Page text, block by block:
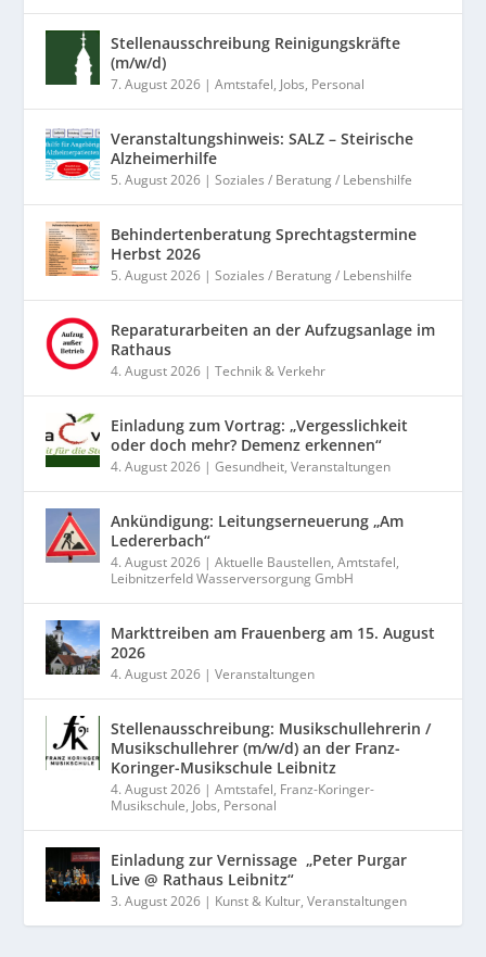
Stellenausschreibung Reinigungskräfte
(m/w/d)
7. August 2026 |Amtstafel, Jobs, Personal
Veranstaltungshinweis: SALZ – Steirische
Alzheimerhilfe
5. August 2026 |Soziales / Beratung / Lebenshilfe
Behindertenberatung Sprechtagstermine
Herbst 2026
5. August 2026 |Soziales / Beratung / Lebenshilfe
Reparaturarbeiten an der Aufzugsanlage im
Rathaus
4. August 2026 |Technik & Verkehr
Einladung zum Vortrag: „Vergesslichkeit
oder doch mehr? Demenz erkennen“
4. August 2026 |Gesundheit,Veranstaltungen
Ankündigung: Leitungserneuerung „Am
Ledererbach“
4. August 2026 |Aktuelle Baustellen,Amtstafel,
Leibnitzerfeld Wasserversorgung GmbH
Markttreiben am Frauenberg am 15. August
2026
4. August 2026 |Veranstaltungen
Stellenausschreibung: Musikschullehrerin /
Musikschullehrer (m/w/d) an der Franz-
Koringer-Musikschule Leibnitz
4. August 2026 |Amtstafel, Franz-Koringer-
Musikschule, Jobs, Personal
Einladung zur Vernissage „Peter Purgar
Live @ Rathaus Leibnitz“
3. August 2026 | Kunst & Kultur,Veranstaltungen